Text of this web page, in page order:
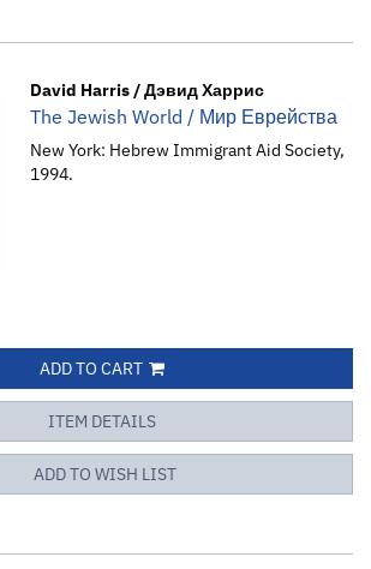
David Harris / Дэвид Харрис
The Jewish World / Мир Еврейства
New York: Hebrew Immigrant Aid Society,
1994.
ADD TO CART
ITEM DETAILS
ADD TO WISH LIST